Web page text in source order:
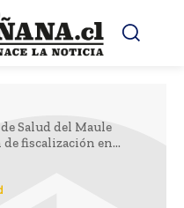
Salud del Maule
fiscalización en...